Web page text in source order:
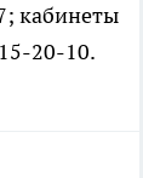
кабинеты
20-10.